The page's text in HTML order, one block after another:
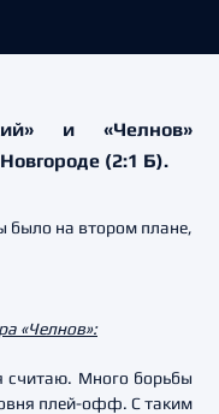
и «Челнов»
(2:1 Б).
«Челнов»:
Много борьбы
плей-офф. С таким